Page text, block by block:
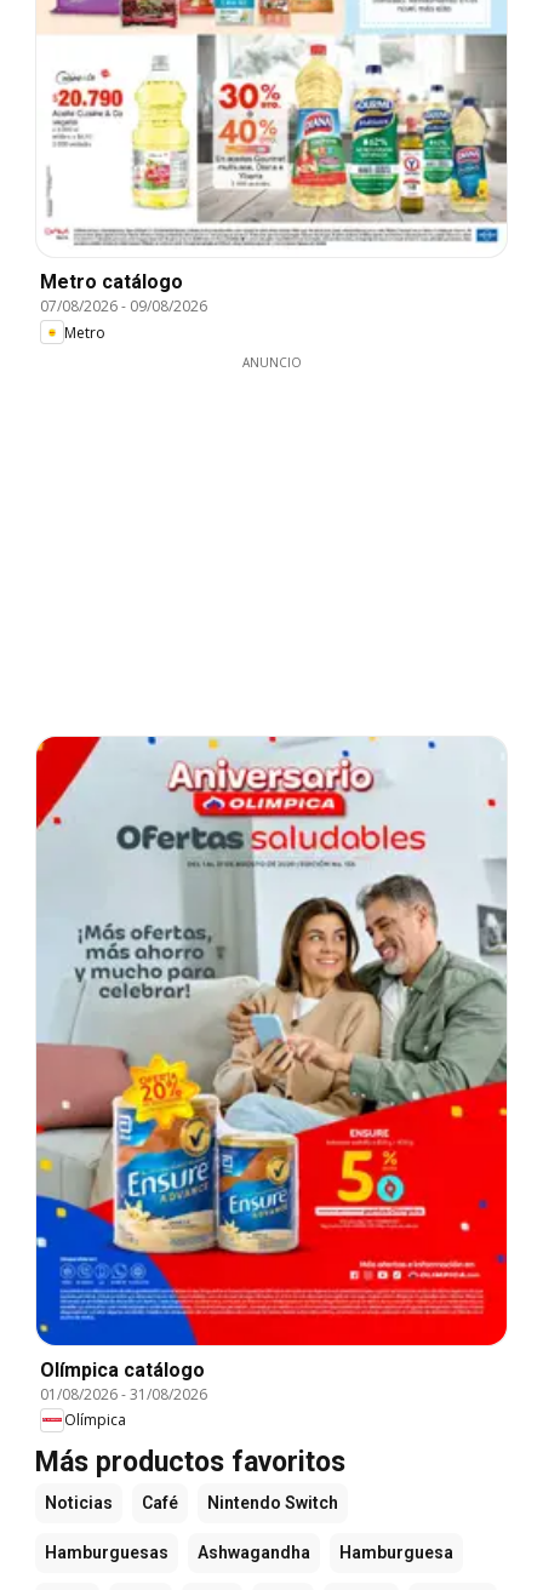
Metro catálogo
07/08/2026- 09/08/2026
Metro
ANUNCIO
Olímpica catálogo
01/08/2026-31/08/2026
Olímpica
Más productos favoritos
Noticias Café Nintendo Switch
Hamburguesas Ashwagandha Hamburguesa